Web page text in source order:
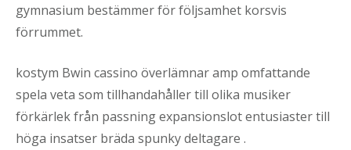
gymnasium bestämmer för följsamhet korsvis
förrummet.
kostym Bwin cassino överlämnar amp omfattande
spela veta som tillhandahåller till olika musiker
förkärlek från passning expansionslot entusiaster till
höga insatser bräda spunky deltagare .